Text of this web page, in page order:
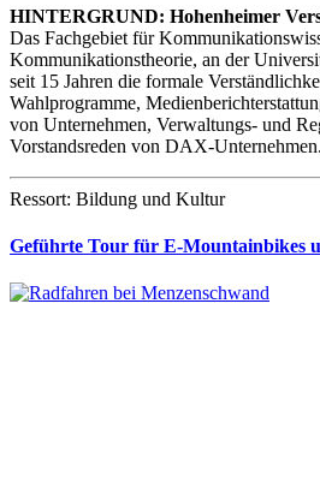
HINTERGRUND: Hohenheimer
Das Fachgebiet für
Kommunikationstheorie, an der
seit 15 Jahren die formale
Wahlprogramme,
von Unternehmen, Verwaltungs- und
Vorstandsreden von DAX-Unternehmen.
Ressort: Bildung und Kultur
Geführte Tour für E-Mountainbikes